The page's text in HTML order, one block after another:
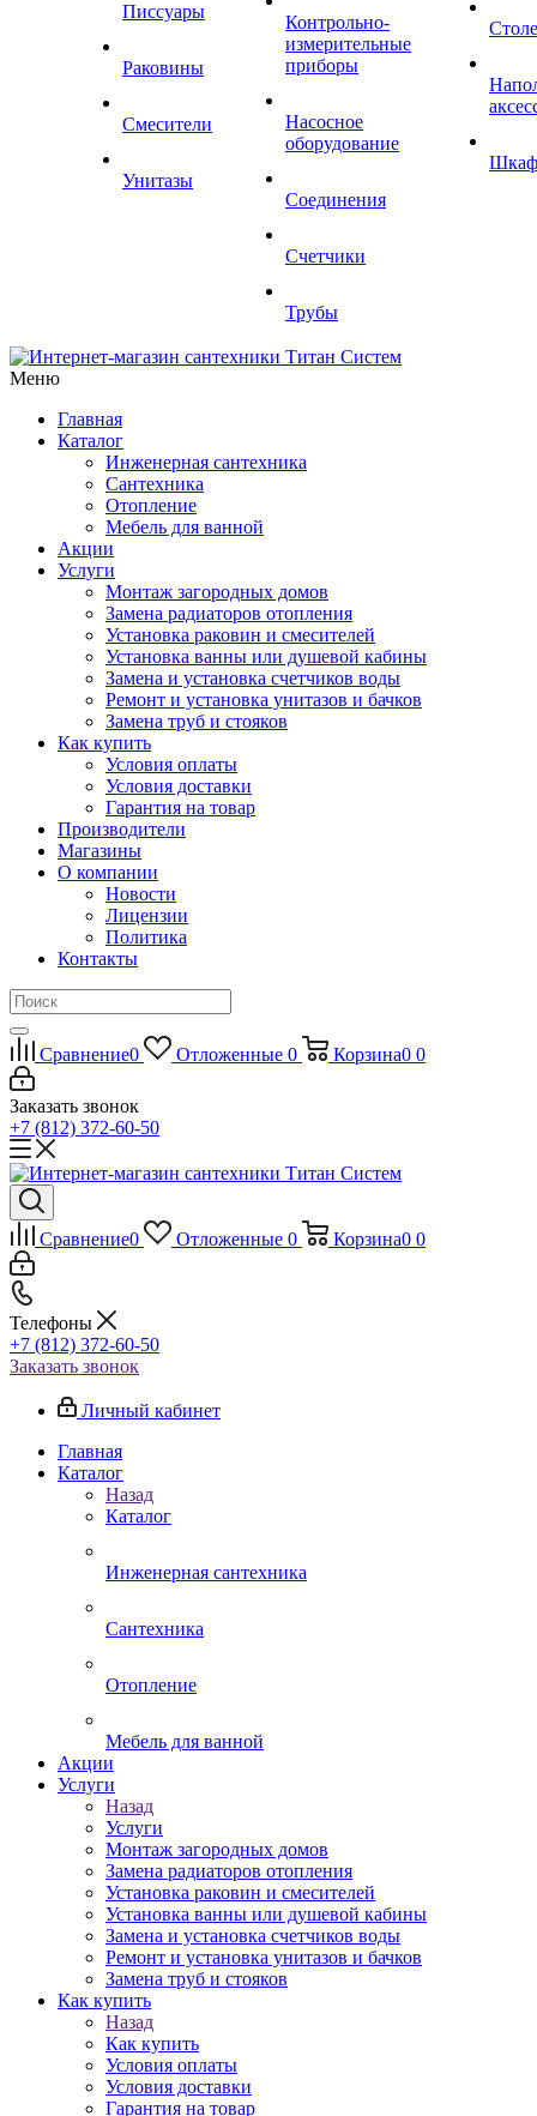
Писсуары
Раковины
Смесители
Унитазы
Контрольно-
измерительные
приборы
Насосное
оборудование
Соединения
Счетчики
Трубы
Меню
Главная
Каталог
Инженерная сантехника
Сантехника
Отопление
Мебель для ванной
Акции
Услуги
Монтаж загородных домов
Замена радиаторов отопления
Установка раковин и смесителей
Установка ванны или душевой кабины
Замена и установка счетчиков воды
Ремонт и установка унитазов и бачков
Замена труб и стояков
Как купить
Условия оплаты
Условия доставки
Гарантия на товар
Производители
Магазины
О компании
Новости
Лицензии
Политика
Контакты
Сравнение0 Отложенные 0 Корзина0 0
Заказать звонок
+7 (812) 372-60-50
Сравнение0 Отложенные 0 Корзина0 0
Телефоны
+7 (812) 372-60-50
Заказать звонок
Личный кабинет
Главная
Каталог
Назад
Каталог
Инженерная сантехника
Сантехника
Отопление
Мебель для ванной
Акции
Услуги
Назад
Услуги
Монтаж загородных домов
Замена радиаторов отопления
Установка раковин и смесителей
Установка ванны или душевой кабины
Замена и установка счетчиков воды
Ремонт и установка унитазов и бачков
Замена труб и стояков
Как купить
Назад
Как купить
Условия оплаты
Условия доставки
Гарантия на товар